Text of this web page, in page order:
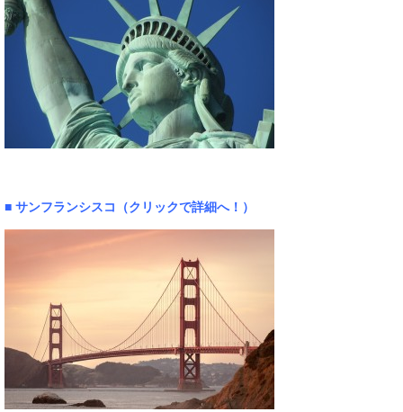
■ サンフランシスコ（クリックで詳細へ！）